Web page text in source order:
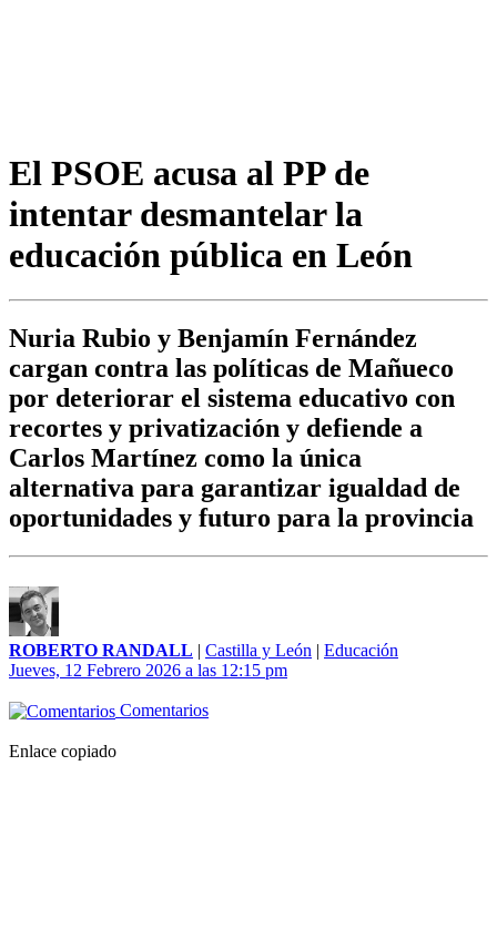
El PSOE acusa al PP de
intentar desmantelar la
educación pública en León
Nuria Rubio y Benjamín Fernández
cargan contra las políticas de Mañueco
por deteriorar el sistema educativo con
recortes y privatización y defiende a
Carlos Martínez como la única
alternativa para garantizar igualdad de
oportunidades y futuro para la provincia
ROBERTO RANDALL | Castilla y León | Educación
Jueves, 12 Febrero 2026 a las 12:15 pm
Comentarios
Enlace copiado